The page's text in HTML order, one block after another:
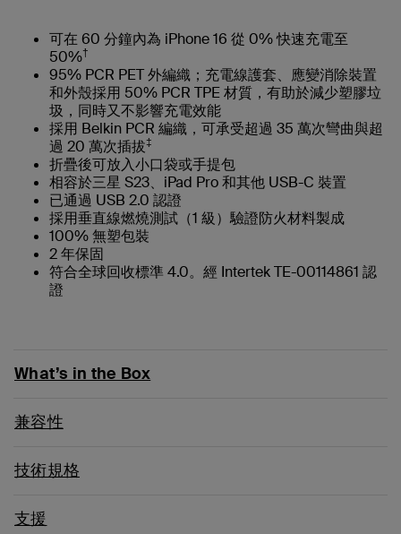
可在 60 分鐘內為 iPhone 16 從 0% 快速充電至
50%†
95% PCR PET 外編織；充電線護套、應變消除裝置
和外殼採用 50% PCR TPE 材質，有助於減少塑膠垃
圾，同時又不影響充電效能
採用 Belkin PCR 編織，可承受超過 35 萬次彎曲與超
過 20 萬次插拔‡
折疊後可放入小口袋或手提包
相容於三星 S23、iPad Pro 和其他 USB-C 裝置
已通過 USB 2.0 認證
採用垂直線燃燒測試（1 級）驗證防火材料製成
100% 無塑包裝
2 年保固
符合全球回收標準 4.0。經 Intertek TE-00114861 認
證
What’s in the Box
兼容性
技術規格
支援